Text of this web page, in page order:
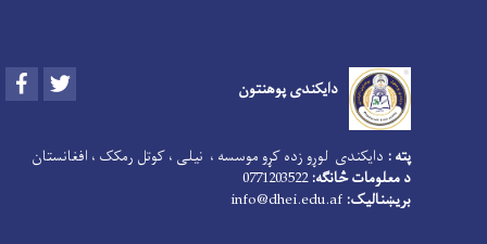
دایکندی پوهنتون Facebook
پته : دایکندی لوړو زده کړو موسسه ، نیلی ، کوتل رمکک ، افغانستان
د معلومات څانګه:
بریښنالیک: